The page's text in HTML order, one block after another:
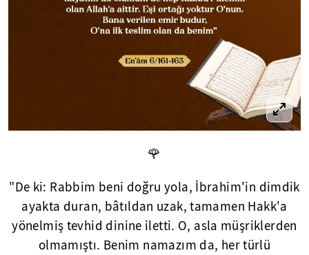
🌹
"De ki: Rabbim beni doğru yola, İbrahim'in dimdik
ayakta duran, bâtıldan uzak, tamamen Hakk'a
yönelmiş tevhid dinine iletti. O, asla müşriklerden
olmamıştı. Benim namazım da, her türlü